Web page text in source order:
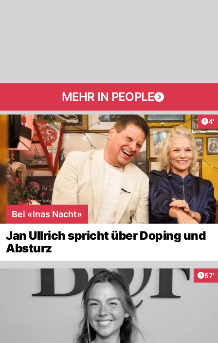
MEHR IN PEOPLE
4'
Bei «Inas Nacht»
Jan Ullrich spricht über Doping und
Absturz
57'